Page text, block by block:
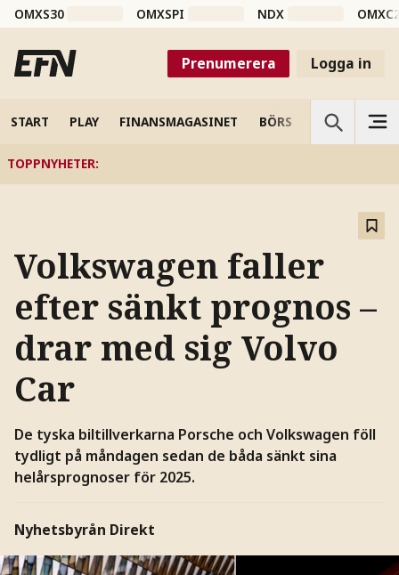
OMXS30 OMXSPI NDX
Prenumerera Logga in
START PLAY FINANSMAGASINET BÖRS VETENSKAP
TOPPNYHETER:
Volkswagen faller
efter sänkt prognos –
drar med sig Volvo
Car
De tyska biltillverkarna Porsche och Volkswagen föll
tydligt på måndagen sedan de båda sänkt sina
helårsprognoser för 2025.
Nyhetsbyrån Direkt